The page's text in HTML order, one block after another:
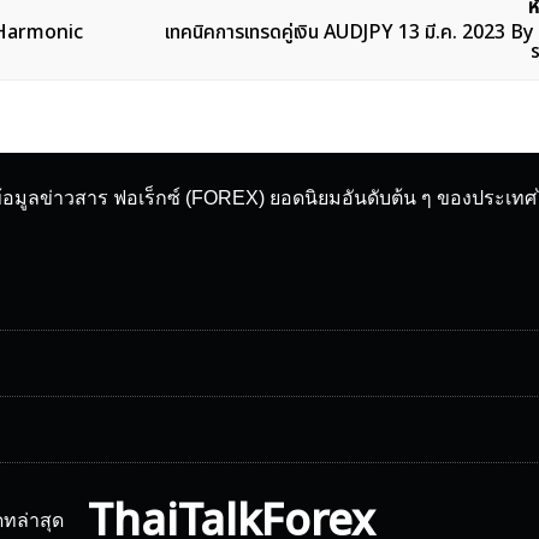
เทคนิคการเทรดคู่เงิน AUDJPY 13 มี.ค. 2023
ลข่าวสาร ฟอเร็กซ์ (FOREX) ยอดนิยมอันดับต้น ๆ ของประเท
ThaiTalkForex